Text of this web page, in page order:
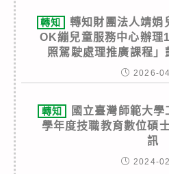
轉知
轉知財團法人靖娟
OK繃兒童服務中心辦理
照駕駛處理推廣課程」
2026-
轉知
國立臺灣師範大
學年度技職教育數位碩
訊
2024-